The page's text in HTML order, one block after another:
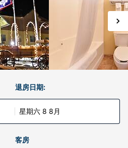
退房日期:
星期六 8 8月
客房